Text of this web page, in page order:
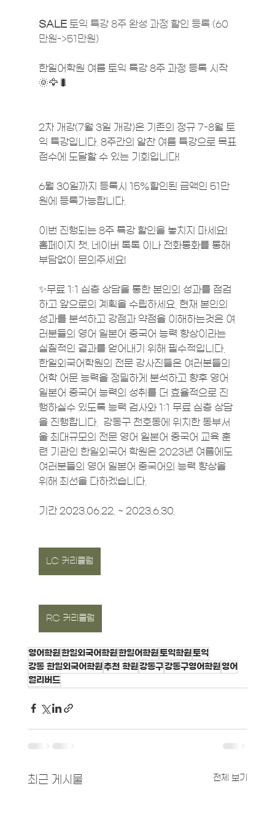
SALE 토익 특강 8주 완성 과정 할인 등록 (60
만원->51만원)
한일어학원 여름 토익 특강 8주 과정 등록 시작
🌞🦅🐛
2차 개강(7월 3일 개강)은 기존의 정규 7-8월 토
익 특강입니다. 8주간의 알찬 여름 특강으로 목표
점수에 도달할 수 있는 기회입니다!
6뭘 30일까지 등록시 15%할인된 금액인 51만
원에 등록가능합니다.
이번 진행되는 8주 특강 할인을 놓치지 마세요!
홈페이지 챗, 네이버 톡톡 이나 전화통화를 통해
부담없이 문의주세요!
✨무료 1:1 심층 상담을 통한 본인의 성과를 점검
하고 앞으로의 계획을 수립하세요. 현재 본인의
성과를 분석하고 강점과 약점을 이해하는것은 여
러분들의 영어 일본어 중국어 능력 향상이라는
실질적인 결과를 얻어내기 위해 필수적입니다.
한일외국어학원의 전문 강사진들은 여러분들의
어학 어문 능력을 정밀하게 분석하고 향후 영어
일본어 중국어 능력의 성취를 더 효율적으로 진
행하실수 있도록 능력 검사와 1:1 무료 심층 상담
을 진행합니다.  강동구 천호동에 위치한 동부서
울 최대규모의 전문 영어 일본어 중국어 교육 훈
련 기관인 한일외국어 학원은 2023년 여름에도
여러분들의 영어 일본어 중국어의 능력 향상을
위해 최선을 다하겠습니다.
기간 2023.06.22. ~ 2023.6.30.
LC 커리큘럼
RC 커리큘럼
영어학원한일외국어학원한일어학원 토익학원 토익
강동 한일외국어학원추천 학원 강동구 강동구영어학원영어
얼리버드
최근 게시물 전체 보기